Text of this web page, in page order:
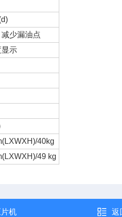
少漏油点
显示
40kg
49 kg
机 返